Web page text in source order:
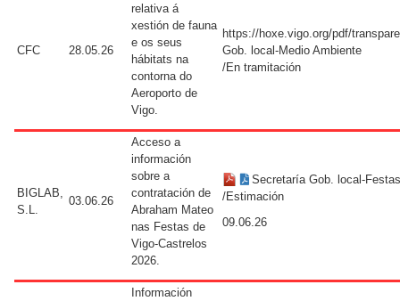
CFC 28.05.26
relativa á
xestión de fauna
e os seus
hábitats na
contorna do
Aeroporto de
Vigo.
https://hoxe.vigo.org/pdf/
Gob. local-Medio Ambiente
/En tramitación
BIGLAB,
S.L.
03.06.26
Acceso a
información
sobre a
contratación de
Abraham Mateo
nas Festas de
Vigo-Castrelos
2026.
Secretaría Gob. local-Festas
/Estimación
09.06.26
Información